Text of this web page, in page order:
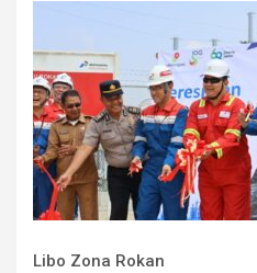
Libo Zona Rokan